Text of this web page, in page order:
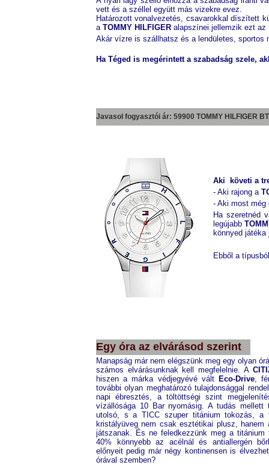
vett és a széllel együtt más vizekre evez.
Határozott vonalvezetés, csavarokkal díszített
a TOMMY HILFIGER alapszínei jellemzik ezt az
Akár vízre is szállhatsz és a lendületes, sportos
Ha Téged is megérintett a szabadság szele,
Javasol fogyasztói ár: 59900 TOMMY HILFIGER
Aki követi a
- Aki rajong a
- Aki most még
Ha szeretnéd
legújabb
könnyed
Ebből a
Egy óra az elvárásod szerint
Manapság már nem elégszünk meg egy olyan
számos elvárásunknak kell megfelelnie. A
hiszen a márka védjegyévé vált Eco-Drive,
további olyan meghatározó tulajdonsággal
napi ébresztés, a töltöttségi szint
vízállósága 10 Bar nyomásig. A tudás mellett
utolsó, s a TICC szuper titánium tokozás,
kristályüveg nem csak esztétikai plusz,
játszanak. És ne feledkezzünk meg a titánium
40% könnyebb az acélnál és antiallergén
előnyeit pedig már négy kontinensen is
órával szemben?